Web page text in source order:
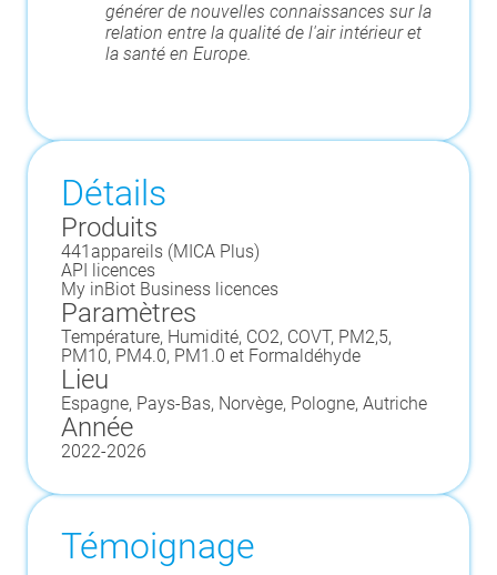
générer de nouvelles connaissances sur la
relation entre la qualité de l'air intérieur et
la santé en Europe.
Détails
Produits
441appareils (MICA Plus)
API licences
My inBiot Business licences
Paramètres
Température, Humidité, CO2, COVT, PM2,5,
PM10, PM4.0, PM1.0 et Formaldéhyde
Lieu
Espagne, Pays-Bas, Norvège, Pologne, Autriche
Année
2022-2026
Témoignage